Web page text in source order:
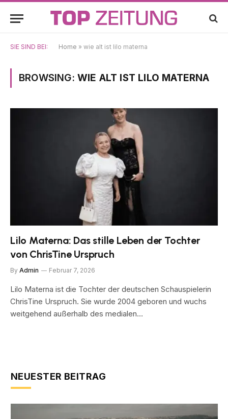
SIE SIND BEI: Home » wie alt ist lilo materna
BROWSING: WIE ALT IST LILO MATERNA
Lilo Materna: Das stille Leben der Tochter
von ChrisTine Urspruch
By Admin Februar 7, 2026
Lilo Materna ist die Tochter der deutschen Schauspielerin
ChrisTine Urspruch. Sie wurde 2004 geboren und wuchs
weitgehend außerhalb des medialen…
NEUESTER BEITRAG